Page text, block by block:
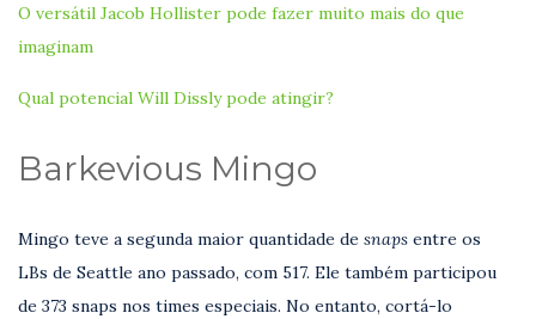
O versátil Jacob Hollister pode fazer muito mais do que
imaginam
Qual potencial Will Dissly pode atingir?
Barkevious Mingo
Mingo teve a segunda maior quantidade de snaps entre os
LBs de Seattle ano passado, com 517. Ele também participou
de 373 snaps nos times especiais. No entanto, cortá-lo